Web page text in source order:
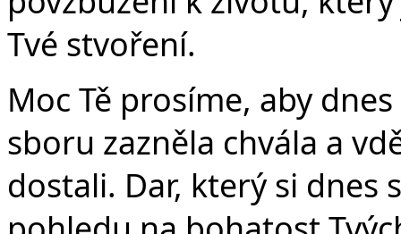
Tvé stvoření.
Moc Tě prosíme, aby
sboru zazněla chvála a
dostali. Dar, který si